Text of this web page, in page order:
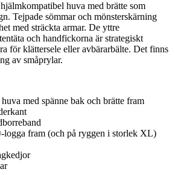
hjälmkompatibel huva med brätte som
Tejpade sömmar och mönsterskärning
med sträckta armar. De yttre
a och handfickorna är strategiskt
för klättersele eller avbärarbälte. Det finns
av småprylar.
med spänne bak och brätte fram
logga fram (och på ryggen i storlek XL)